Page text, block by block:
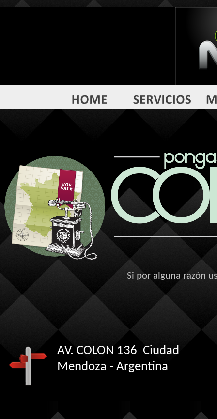
Si por alguna razón
AV. COLON 136 Ciudad
Mendoza - Argentina